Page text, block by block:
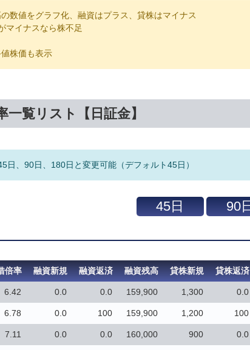
数値をグラフ化、融資はプラス、貸株はマイナス
マイナスなら株不足
株価も表示
一覧リスト【日証金】
日、90日、180日と変更可能（デフォルト45日）
倍率 融資新規 融資返済 融資残高 貸株新規 貸株返済
6.42 0.0 0.0 159,900 1,300 0.0
6.78 0.0 100 159,900 1,200 100
7.11 0.0 0.0 160,000 900 0.0